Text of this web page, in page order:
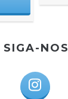
SIGA-NOS